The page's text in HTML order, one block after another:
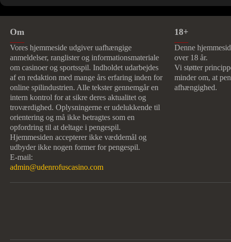
Om
Vores hjemmeside udgiver uafhængige
anmeldelser, ranglister og informationsmateriale
om casinoer og sportsspil. Indholdet udarbejdes
af en redaktion med mange års erfaring inden for
online spilindustrien. Alle tekster gennemgår en
intern kontrol for at sikre deres aktualitet og
troværdighed. Oplysningerne er udelukkende til
orientering og må ikke betragtes som en
opfordring til at deltage i pengespil.
Hjemmesiden accepterer ikke væddemål og
udbyder ikke nogen former for pengespil.
E-mail:
admin@udenrofuscasino.com
18+
Denne
over 18 år.
Vi støtter
minder om, at
afhængighed.